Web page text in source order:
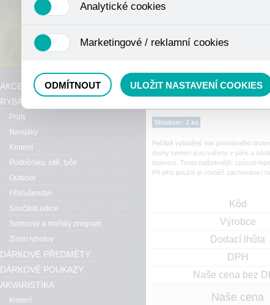
RYBÁŘSKÝ
Skladem: 2 ks
Pečlivě vyladěný mix prémiového
druhy semen jsou vařeny v páře a
lepivostí. Tento nejšetrnější způsob
Při jeho použití je rovněž zachována i
Kód
Výrobce
Dodací lhůta
DPH
Naše cena bez
Naše cena
AKCE, SLEVY, VÝPRODEJ
RYBÁŘSKÝ SORTIMENT
Pruty
Navijáky
Krmení
Podběráky, sítě, tyče
Outdoor
Příslušenství
Součásti udice
Sumcový a mořský program
Zimní rybolov
DÁRKOVÉ PŘEDMĚTY
DÁRKOVÉ POUKAZY
AKVARISTIKA
krmení
se mimo jiné k ukládání produktů v nákupním košíku,
není zapotřebí Váš souhlas a není možné jej ani odebrat.
Analytické cookies
nejedná o osobní údaje, protože anonymizované cookies
odkazy, prohlížené zboží apod.
Marketingové / reklamní cookies
ODMÍTNOUT ULOŽIT NASTAVENÍ COOKIES